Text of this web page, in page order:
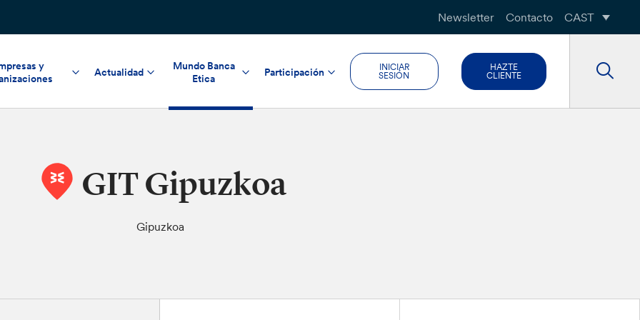
Newsletter Contacto CAST
y
Actualidad
Mundo Banca
Etica
Participación
INICIAR
SESIÓN
HAZTE
CLIENTE
GIT Gipuzkoa
Gipuzkoa